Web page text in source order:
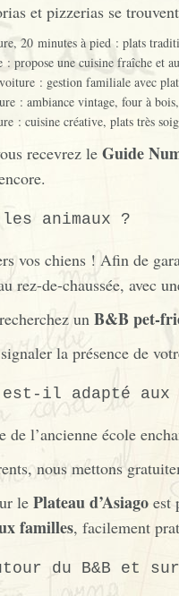
et pizzerias se
20 minutes à pied : plats
propose une cuisine fraîche et
: gestion familiale avec
: ambiance vintage, four à
: cuisine créative, plats très
recevrez le Guide
animaux ?
vos chiens ! Afin de
rez-de-chaussée, avec
un B&B pet-
la présence de
est-il adapté
de l’ancienne école
nous mettons
le Plateau d’Asiago est
familles, facilement
du B&B et